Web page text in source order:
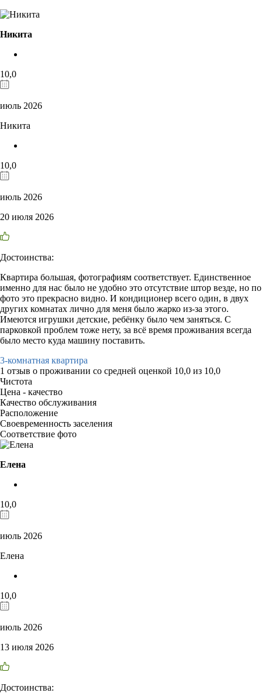
Никита
10,0
июль 2026
Никита
10,0
июль 2026
20 июля 2026
Достоинства:
Квартира большая, фотографиям соответствует. Единственное
именно для нас было не удобно это отсутствие штор везде, но по
фото это прекрасно видно. И кондиционер всего один, в двух
других комнатах лично для меня было жарко из-за этого.
Имеются игрушки детские, ребёнку было чем заняться. С
парковкой проблем тоже нету, за всё время проживания всегда
было место куда машину поставить.
3-комнатная квартира
1 отзыв о проживании со средней оценкой 10,0 из 10,0
Чистота
Цена - качество
Качество обслуживания
Расположение
Своевременность заселения
Соответствие фото
Елена
10,0
июль 2026
Елена
10,0
июль 2026
13 июля 2026
Достоинства: